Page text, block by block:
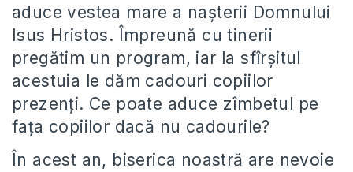
aduce vestea mare a nașterii Domnului
Isus Hristos. Împreună cu tinerii
pregătim un program, iar la sfîrșitul
acestuia le dăm cadouri copiilor
prezenți. Ce poate aduce zîmbetul pe
fața copiilor dacă nu cadourile?
În acest an, biserica noastră are nevoie